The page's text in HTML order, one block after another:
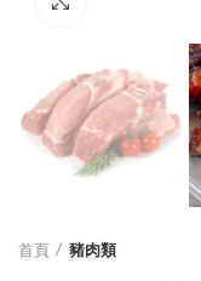
首頁 豬肉類